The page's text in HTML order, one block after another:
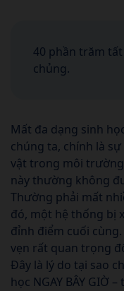
40 phần trăm
chủng.
Mất đa dạng sinh
chúng ta, chính là
vật trong môi trường
này thường không
Thường phải mất
đó, một hệ thống bị
đỉnh điểm cuối
vẹn rất quan trọng
Đây là lý do tại sao
học NGAY BÂY GIỜ